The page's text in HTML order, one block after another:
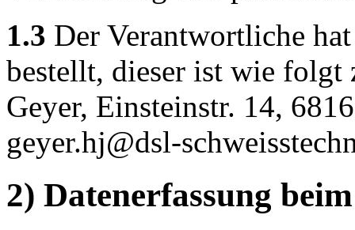
1.3 Der Verantwortliche
bestellt, dieser ist wie folgt
Geyer, Einsteinstr. 14,
geyer.hj@dsl-
2) Datenerfassung